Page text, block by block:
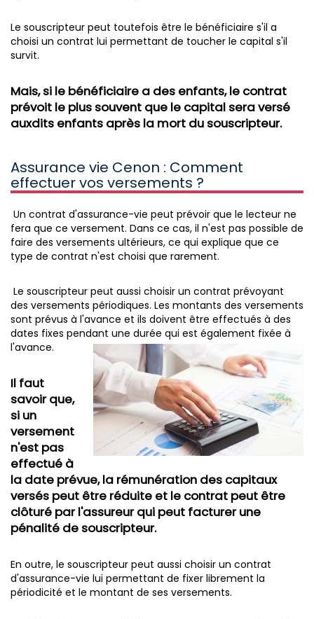
Le souscripteur peut toutefois être le bénéficiaire s'il a
choisi un contrat lui permettant de toucher le capital s'il
survit.
Mais, si le bénéficiaire a des enfants, le contrat
prévoit le plus souvent que le capital sera versé
auxdits enfants après la mort du souscripteur.
Assurance vie Cenon : Comment
effectuer vos versements ?
Un contrat d'assurance-vie peut prévoir que le lecteur ne
fera que ce versement. Dans ce cas, il n'est pas possible de
faire des versements ultérieurs, ce qui explique que ce
type de contrat n'est choisi que rarement.
Le souscripteur peut aussi choisir un contrat prévoyant
des versements périodiques. Les montants des versements
sont prévus à l'avance et ils doivent être effectués à des
dates fixes pendant une durée qui est également fixée à
l'avance.
Il faut
savoir que,
si un
versement
n'est pas
effectué à
la date prévue, la rémunération des capitaux
versés peut être réduite et le contrat peut être
clôturé par l'assureur qui peut facturer une
pénalité de souscripteur.
En outre, le souscripteur peut aussi choisir un contrat
d'assurance-vie lui permettant de fixer librement la
périodicité et le montant de ses versements.